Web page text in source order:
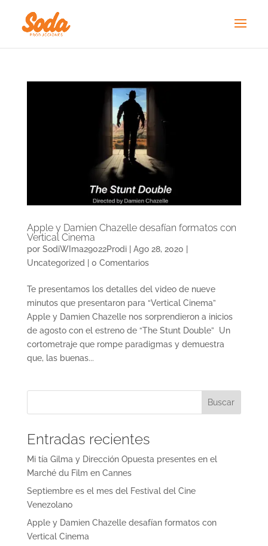
Apple y Damien Chazelle desafían formatos con
Vertical Cinema
por SodiWIma29022Prodi| Ago 28, 2020
Uncategorized
0 Comentarios
Te presentamos los detalles del video de nueve
minutos que presentaron para “Vertical Cinema”
Apple y Damien Chazelle nos sorprendieron a inicios
de agosto con el estreno de “The Stunt Double” Un
cortometraje que rompe paradigmas y demuestra
que, las buenas...
Entradas recientes
Mi tía Gilma y Dirección Opuesta presentes en el
Marché du Film en Cannes
Septiembre es el mes del Festival del Cine
Venezolano
Apple y Damien Chazelle desafían formatos con
Vertical Cinema